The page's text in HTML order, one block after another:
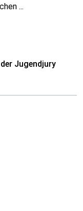
...
Jugendjury